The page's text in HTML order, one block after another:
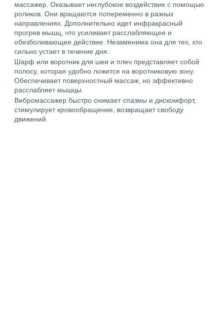
массажер. Оказывает неглубокое воздействие с помощью
роликов. Они вращаются попеременно в разных
направлениях. Дополнительно идет инфракрасный
прогрев мышц, что усиливает расслабляющее и
обезболивающее действие. Незаменима она для тех, кто
сильно устает в течение дня.
Шарф или воротник для шеи и плеч представляет собой
полосу, которая удобно ложится на воротниковую зону.
Обеспечивает поверхностный массаж, но эффективно
расслабляет мышцы.
Вибромассажер быстро снимает спазмы и дискомфорт,
стимулирует кровообращение, возвращает свободу
движений.